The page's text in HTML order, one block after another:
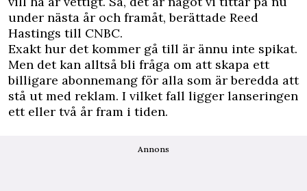
under nästa år och framåt, berättade Reed
Hastings till CNBC.
Exakt hur det kommer gå till är ännu inte spikat.
Men det kan alltså bli fråga om att skapa ett
billigare abonnemang för alla som är beredda att
stå ut med reklam. I vilket fall ligger lanseringen
ett eller två år fram i tiden.
Annons